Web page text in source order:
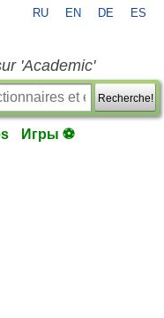
RU EN DE ES
'Academic'
Recherche!
Игры ⚽